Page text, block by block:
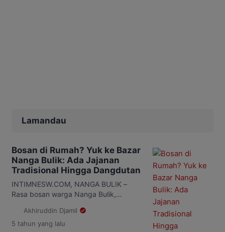
Lamandau
Bosan di Rumah? Yuk ke Bazar
Nanga Bulik: Ada Jajanan
Tradisional Hingga Dangdutan
INTIMNESW.COM, NANGA BULIK –
Rasa bosan warga Nanga Bulik,
beraktivitas selama pandemi sepertinya
mulai teribati. Hal itu terlihat dalam
Akhiruddin Djamil
5 tahun yang lalu